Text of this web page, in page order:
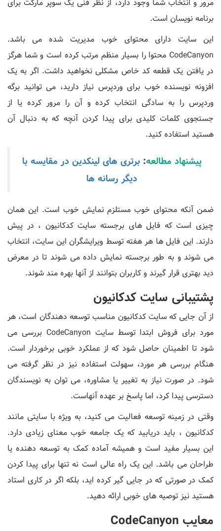
برنامه نویسان است.
این سایت دارای محتوای خوب مدیریت شده می باشد.
CodeCanyon محتوا را بسیار منظم مرتب کرده است و شما هرگز
در یافتن یک قطعه کد خاص مشکلی نخواهید داشت. اگر به یک
افزونه نویسنده خوب برای وردپرس نیاز دارید، می توانید برگه
وردپرس را به سادگی انتخاب کرده و آن را مرور کرده یا از
جستجوی کلمات کلیدی برای پیدا کردن آنچه که به دنبال آن
هستید استفاده کنید.
پیشنهاد مطالعه: برتری های لینکدین در مقایسه با
دیگر رسانه ها
ضمن آنکه محتوای خوب مستلزم نمایش خوب است. این همان
چیزی است که فایل های برجسته سایت کدکانیون ، در پیش
دارند. این فایل ها هر هفته توسط ویرایشگران این سایت، انتخاب
می شوند و به طور برجسته نمایش داده می شوند تا در معرض
دید بهتری قرار گیرند و کاربران بتوانند از آنها بهره مند شوند.
پشتیبانی سایت کدکانیون
از آن جایی که سایت کدکانیون مناسب توسعه دهندگان است، هر
مورد برای فروش ابتدا توسط سایت CodeCanyon بررسی می
شود تا اطمینان حاصل شود که از عملکرد خوبی برخوردار است.
هنگام بررسی هر مورد، سهولت استفاده نیز در نظر گرفته می
شود. در صورت نیاز به تغییر یا مشاوره، می توان به نویسندگان
دسترسی پیدا کرد، اما پاسخ بر عهده آنهاست.
وقتی در زمینه توسعه فعالیت می کنید، به ویژه با سایتی مانند
کدکانیون ، باید دریابید که یک جامعه خوب معنای زیادی دارد.
این بسیار مفید است و همیشه آماده کمک به توسعه دهنده یا
طراحان می باشد. این یک راه عالی است نه تنها برای پیدا کردن
کمک در صورتی که در جایی گیر کرده اید، بلکه اگر در کاری استاد
هستید نیز توصیه های خوبی ارائه دهید.
معایب CodeCanyon